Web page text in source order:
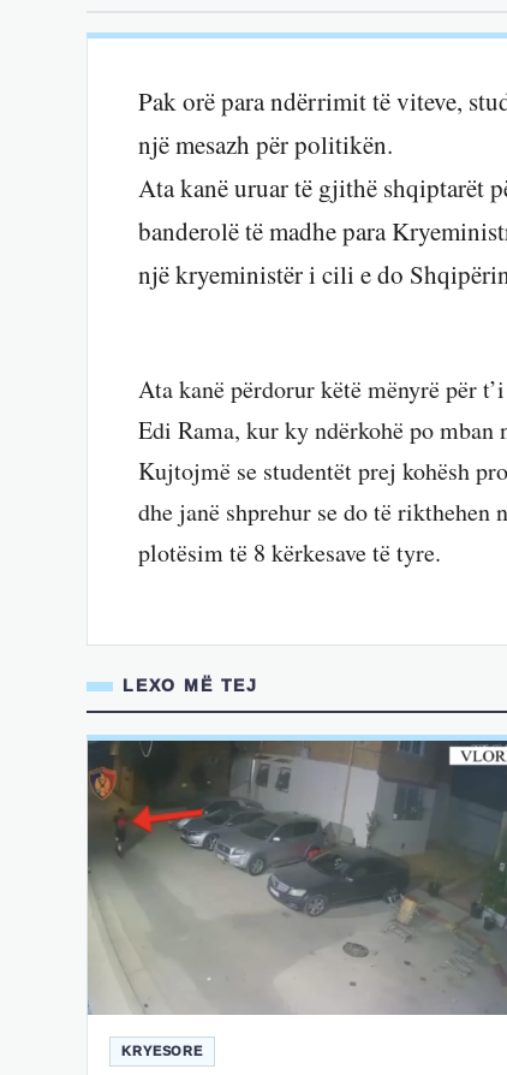
Pak orë para ndërrimit të viteve,
një mesazh për politikën.
Ata kanë uruar të gjithë shqiptarët
banderolë të madhe para
një kryeministër i cili e do
Ata kanë përdorur këtë mënyrë për
Edi Rama, kur ky ndërkohë po mban
Kujtojmë se studentët prej kohësh
dhe janë shprehur se do të rikthehen
plotësim të 8 kërkesave të tyre.
LEXO MË TEJ
KRYESORE